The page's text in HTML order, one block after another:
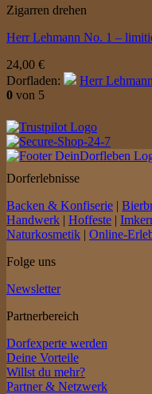
Zigarren drehen
Herr Lehmann No. 1 –
24,00 €
Dorfladen:
Herr Lehmann
0 von 5
Dorferlebnisse
Backen & Konfiserie |
Handwerk | Hoffeste |
Naturkosmetik | Online-
Folge uns
Newsletter
Partnerbereich
Dorfexperte werden
Deine Vorteile
Willst du mehr?
Partner & Netzwerk